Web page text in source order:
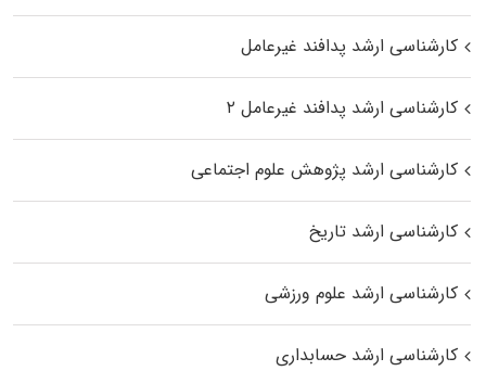
کارشناسی ارشد پدافند غیرعامل
کارشناسی ارشد پدافند غیرعامل ۲
کارشناسی ارشد پژوهش علوم اجتماعی
کارشناسی ارشد تاریخ
کارشناسی ارشد علوم ورزشی
کارشناسی ارشد حسابداری